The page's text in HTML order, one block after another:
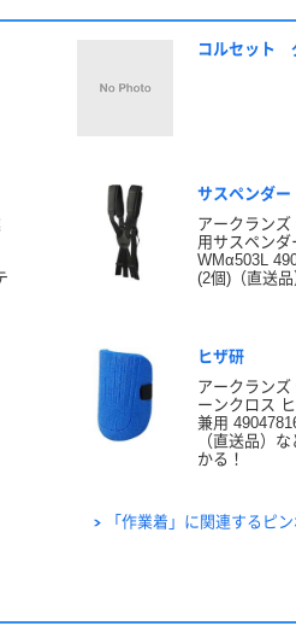
コルセット
サスペンダ
アークラン
用サスペン
WMα503L
(2個)（直送
ヒザ研
アークランズ
ーンクロス
兼用
（直送品）
かる！
「作業着」に関連するピ